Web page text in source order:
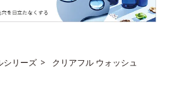
シリーズ クリアフル ウォッシュ